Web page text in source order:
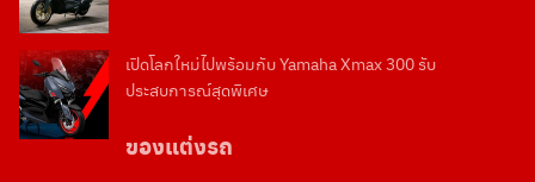
เปิดโลกใหม่ไปพร้อมกับ Yamaha Xmax 300 รับ
ประสบการณ์สุดพิเศษ
ของแต่งรถ